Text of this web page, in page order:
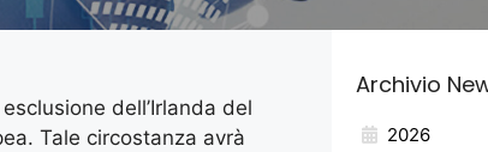
dell’Irlanda del
Tale circostanza avrà
Archivio
2026